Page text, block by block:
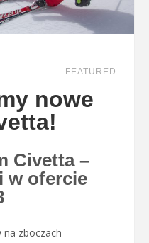
FEATURED
nowe
Civetta –
w ofercie
zboczach